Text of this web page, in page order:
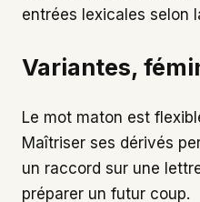
entrées lexicales selon
Variantes,
Le mot maton est
Maîtriser ses dérivés
un raccord sur une
préparer un futur coup.